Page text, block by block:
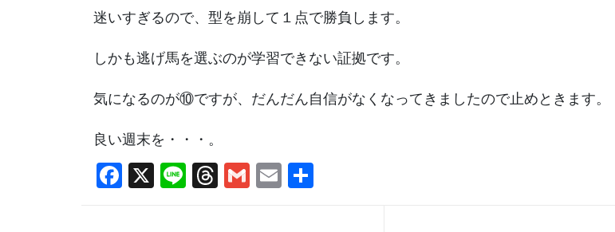
迷いすぎるので、型を崩して１点で勝負します。
しかも逃げ馬を選ぶのが学習できない証拠です。
気になるのが⑩ですが、だんだん自信がなくなってきましたので止めときます。
良い週末を・・・。
Facebook
X LineThreads
Gmail
Email